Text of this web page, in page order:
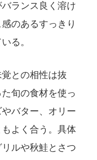
ランス良く溶け
のあるすっきり
る。
との相性は抜
旬の食材を使っ
バター、オリー
よく合う。具体
ルや秋鮭とさつ